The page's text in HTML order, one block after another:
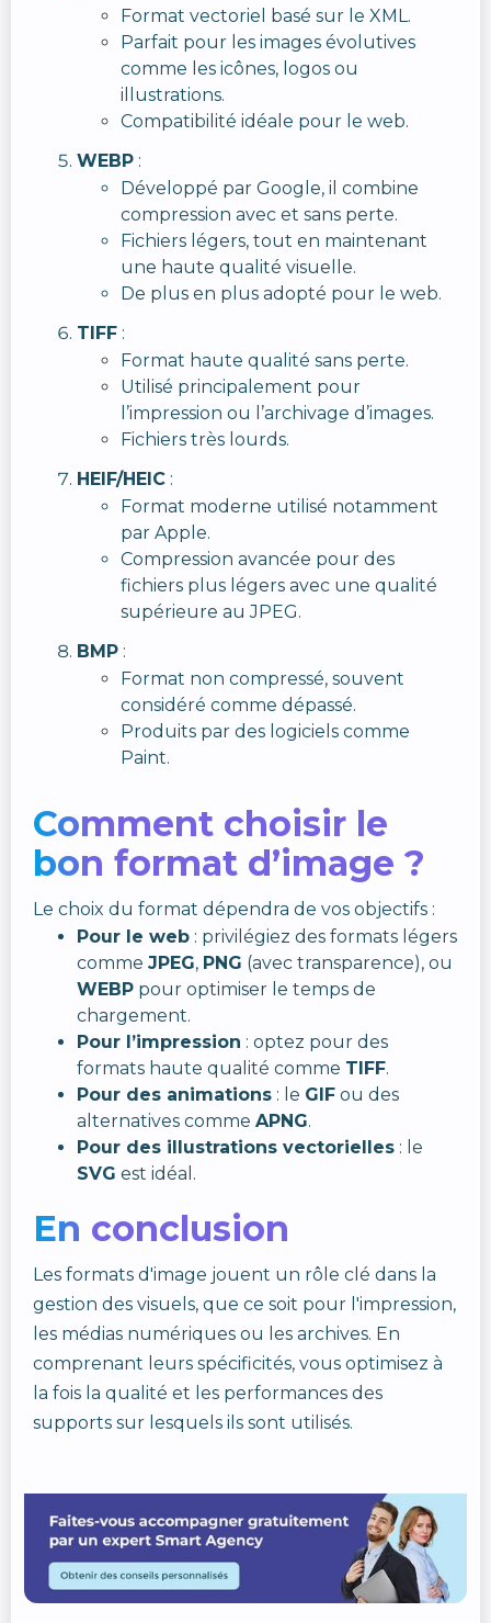
Format vectoriel basé sur le XML.
Parfait pour les images évolutives
comme les icônes, logos ou
illustrations.
Compatibilité idéale pour le web.
WEBP :
Développé par Google, il combine
compression avec et sans perte.
Fichiers légers, tout en maintenant
une haute qualité visuelle.
De plus en plus adopté pour le web.
TIFF :
Format haute qualité sans perte.
Utilisé principalement pour
l’impression ou l’archivage d’images.
Fichiers très lourds.
HEIF/HEIC :
Format moderne utilisé notamment
par Apple.
Compression avancée pour des
fichiers plus légers avec une qualité
supérieure au JPEG.
BMP :
Format non compressé, souvent
considéré comme dépassé.
Produits par des logiciels comme
Paint.
Comment choisir le
bon format d’image ?
Le choix du format dépendra de vos objectifs :
Pour le web : privilégiez des formats légers
comme JPEG, PNG (avec transparence), ou
WEBP pour optimiser le temps de
chargement.
Pour l’impression : optez pour des
formats haute qualité comme TIFF.
Pour des animations : le GIF ou des
alternatives comme APNG.
Pour des illustrations vectorielles : le
SVG est idéal.
En conclusion
Les formats d'image jouent un rôle clé dans la
gestion des visuels, que ce soit pour l'impression,
les médias numériques ou les archives. En
comprenant leurs spécificités, vous optimisez à
la fois la qualité et les performances des
supports sur lesquels ils sont utilisés.